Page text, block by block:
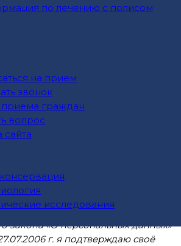
по лечению с полисом
на прием
звонок
граждан
вопрос
сайта
исследования
информация
“Отправить сообщение"
на обработку
данных и принимаю условия
обработку персональных
с требованиями статьи 9
закона «О персональных данных»
г. я подтверждаю своё